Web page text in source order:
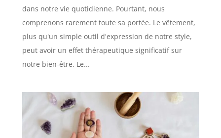
dans notre vie quotidienne. Pourtant, nous
comprenons rarement toute sa portée. Le vêtement,
plus qu'un simple outil d'expression de notre style,
peut avoir un effet thérapeutique significatif sur
notre bien-être. Le...